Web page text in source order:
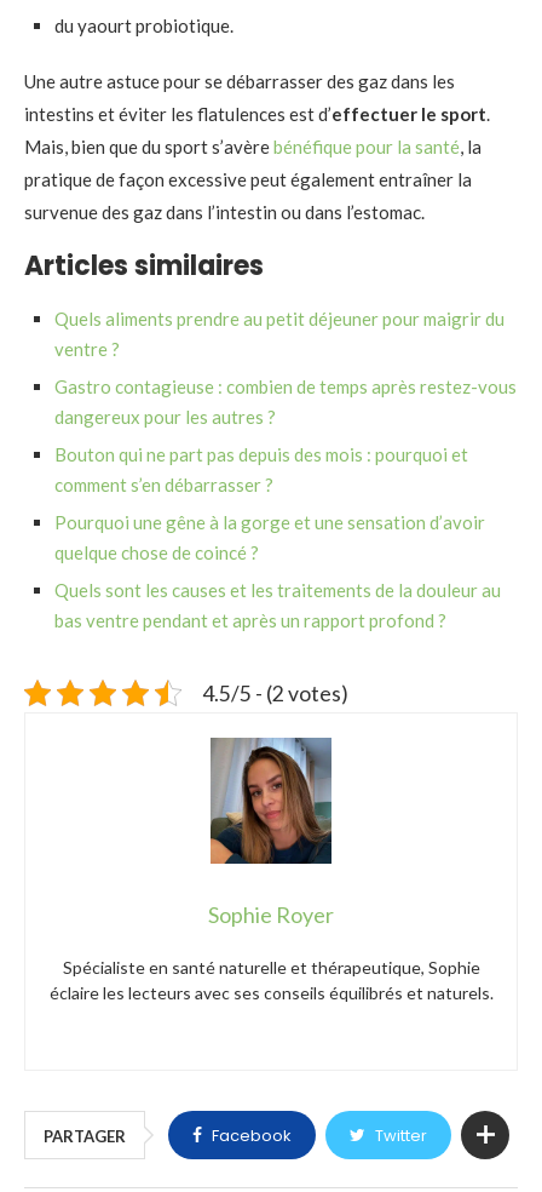
du yaourt probiotique.
Une autre astuce pour se débarrasser des gaz dans les
intestins et éviter les flatulences est d’effectuer le sport.
Mais, bien que du sport s’avèrebénéfique pour la santé, la
pratique de façon excessive peut également entraîner la
survenue des gaz dans l’intestin ou dans l’estomac.
Articles similaires
Quels aliments prendre au petit déjeuner pour maigrir du
ventre ?
Gastro contagieuse : combien de temps après restez-vous
dangereux pour les autres ?
Bouton qui ne part pas depuis des mois : pourquoi et
comment s’en débarrasser ?
Pourquoi une gêne à la gorge et une sensation d’avoir
quelque chose de coincé ?
Quels sont les causes et les traitements de la douleur au
bas ventre pendant et après un rapport profond ?
4.5/5 - (2 votes)
Sophie Royer
Spécialiste en santé naturelle et thérapeutique, Sophie
éclaire les lecteurs avec ses conseils équilibrés et naturels.
PARTAGER Facebook Twitter